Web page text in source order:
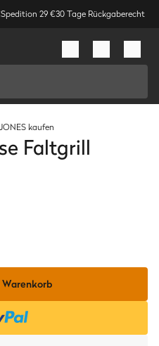
Spedition 29 €30 Tage Rückgaberecht
kaufen
Faltgrill